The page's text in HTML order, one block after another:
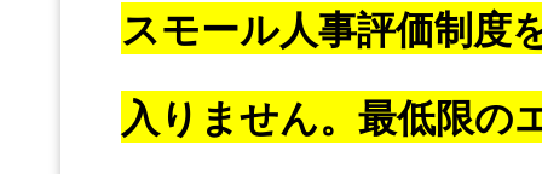
スモール人事評価制度
入りません。最低限の